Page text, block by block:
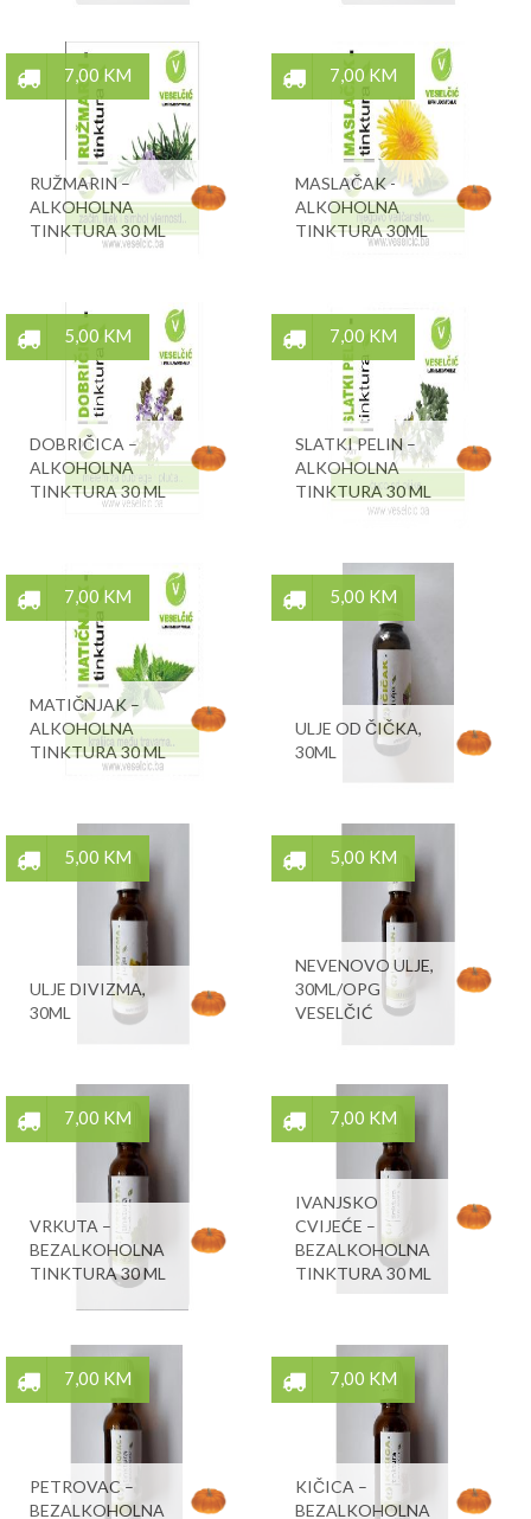
7,00 KM
RUŽMARIN –
ALKOHOLNA
TINKTURA 30 ML
7,00 KM
MASLAČAK -
ALKOHOLNA
TINKTURA 30ML
5,00 KM
DOBRIČICA –
ALKOHOLNA
TINKTURA 30 ML
7,00 KM
SLATKI PELIN –
ALKOHOLNA
TINKTURA 30 ML
7,00 KM
MATIČNJAK –
ALKOHOLNA
TINKTURA 30 ML
5,00 KM
ULJE OD ČIČKA,
30ML
5,00 KM
ULJE DIVIZMA,
30ML
5,00 KM
NEVENOVO ULJE,
30ML/OPG
VESELČIĆ
7,00 KM
VRKUTA –
BEZALKOHOLNA
TINKTURA 30 ML
7,00 KM
IVANJSKO
CVIJEĆE –
BEZALKOHOLNA
TINKTURA 30 ML
7,00 KM
PETROVAC –
BEZALKOHOLNA
7,00 KM
KIČICA –
BEZALKOHOLNA